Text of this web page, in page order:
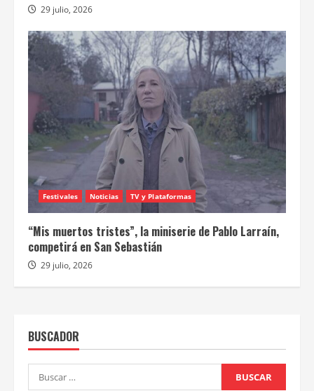
29 julio, 2026
Festivales Noticias TV y Plataformas
“Mis muertos tristes”, la miniserie de Pablo Larraín,
competirá en San Sebastián
29 julio, 2026
BUSCADOR
Buscar: